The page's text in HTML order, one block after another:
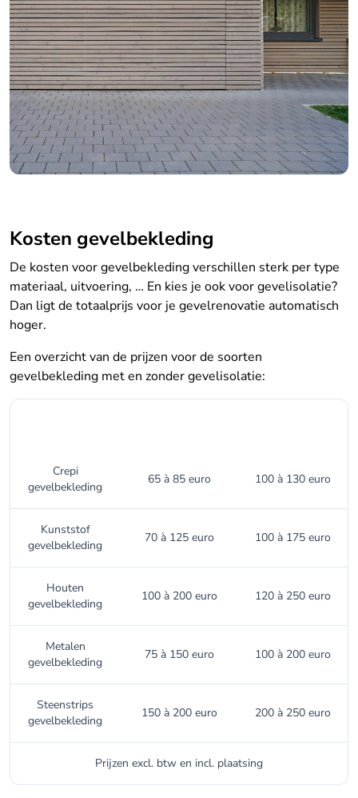
Kosten gevelbekleding
De kosten voor gevelbekleding verschillen sterk per type
materiaal, uitvoering, … En kies je ook voor gevelisolatie?
Dan ligt de totaalprijs voor je gevelrenovatie automatisch
hoger.
Een overzicht van de prijzen voor de soorten
gevelbekleding met en zonder gevelisolatie:
Crepi
gevelbekleding
65 à 85 euro 100 à 130 euro
Kunststof
gevelbekleding
70 à 125 euro 100 à 175 euro
Houten
gevelbekleding
100 à 200 euro 120 à 250 euro
Metalen
gevelbekleding
75 à 150 euro 100 à 200 euro
Steenstrips
gevelbekleding
150 à 200 euro 200 à 250 euro
Prijzen excl. btw en incl. plaatsing